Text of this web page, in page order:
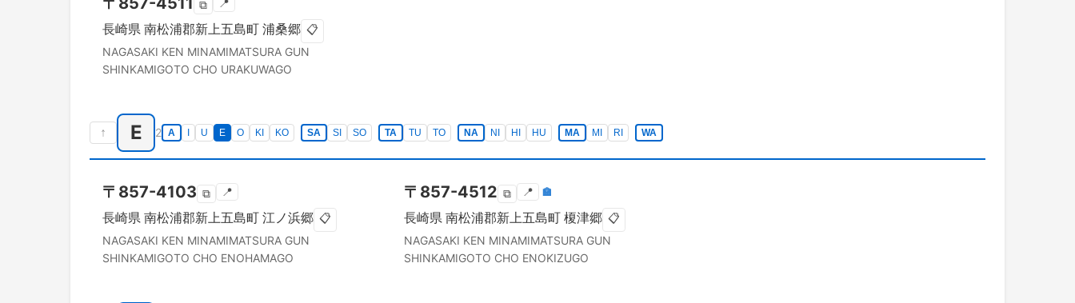
⧉ 📍
長崎県 南松浦郡新上五島町 浦桑郷 📋
NAGASAKI KEN MINAMIMATSURA GUN
SHINKAMIGOTO CHO URAKUWAGO
↑ E 2 A U E O KI KO SA SI SO TA TU TO NA NI HI HU MA MI RI WA
〒 857-4103 ⧉ 📍
長崎県 南松浦郡新上五島町 江ノ浜郷 📋
NAGASAKI KEN MINAMIMATSURA GUN
SHINKAMIGOTO CHO ENOHAMAGO
〒 857-4512 ⧉ 📍 🏣
長崎県 南松浦郡新上五島町 榎津郷 📋
NAGASAKI KEN MINAMIMATSURA GUN
SHINKAMIGOTO CHO ENOKIZUGO